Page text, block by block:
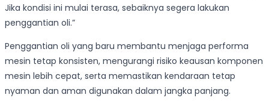
Jika kondisi ini mulai terasa, sebaiknya segera lakukan
penggantian oli.”
Penggantian oli yang baru membantu menjaga performa
mesin tetap konsisten, mengurangi risiko keausan komponen
mesin lebih cepat, serta memastikan kendaraan tetap
nyaman dan aman digunakan dalam jangka panjang.